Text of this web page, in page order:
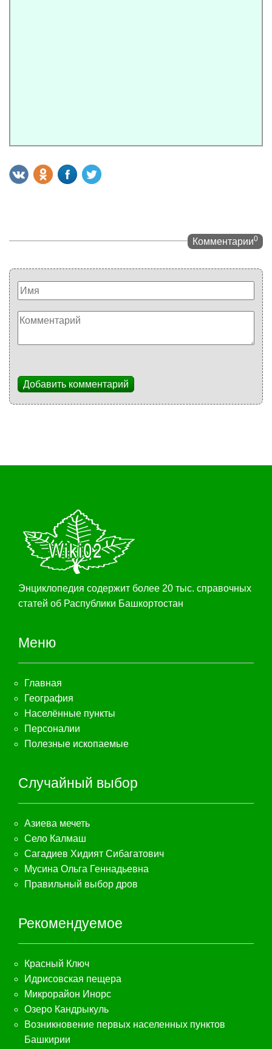
Комментарии0
Добавить комментарий
Энциклопедия содержит более 20 тыс. справочных
статей об Распублики Башкортостан
Меню
Главная
География
Населённые пункты
Персоналии
Полезные ископаемые
Случайный выбор
Азиева мечеть
Село Калмаш
Сагадиев Хидият Сибагатович
Мусина Ольга Геннадьевна
Правильный выбор дров
Рекомендуемое
Красный Ключ
Идрисовская пещера
Микрорайон Инорс
Озеро Кандрыкуль
Возникновение первых населенных пунктов
Башкирии